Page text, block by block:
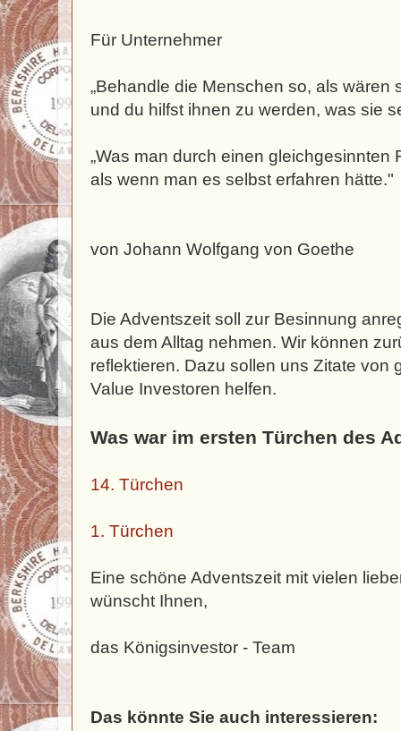
Für Unternehmer
„Behandle die Menschen so, als wären
und du hilfst ihnen zu werden, was sie
„Was man durch einen gleichgesinnten
als wenn man es selbst erfahren hätte."
von Johann Wolfgang von Goethe
Die Adventszeit soll zur Besinnung
aus dem Alltag nehmen. Wir können
reflektieren. Dazu sollen uns Zitate von
Value Investoren helfen.
Was war im ersten Türchen des
14. Türchen
1. Türchen
Eine schöne Adventszeit mit vielen
wünscht Ihnen,
das Königsinvestor - Team
Das könnte Sie auch interessieren: